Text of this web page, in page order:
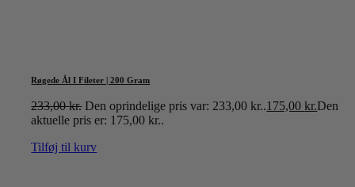
Røgede Ål I Fileter | 200 Gram
233,00kr. Den oprindelige pris var: 233,00 kr..175,00kr.Den
aktuelle pris er: 175,00 kr..
Tilføj til kurv